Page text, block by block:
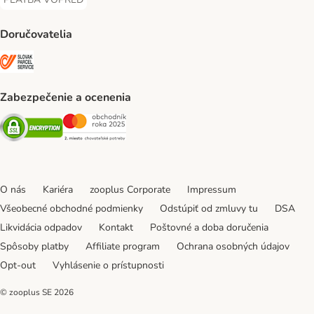
PLATBA VOPRED Payment Method
Doručovatelia
Zabezpečenie a ocenenia
Security Security
O nás Kariéra zooplus Corporate
Impressum
Všeobecné obchodné podmienky
Odstúpiť od zmluvy tu
DSA
Likvidácia odpadov
Kontakt
Poštovné a doba doručenia
Spôsoby platby
Affiliate program
Ochrana osobných údajov
Opt-out
Vyhlásenie o prístupnosti
© zooplus SE 2026